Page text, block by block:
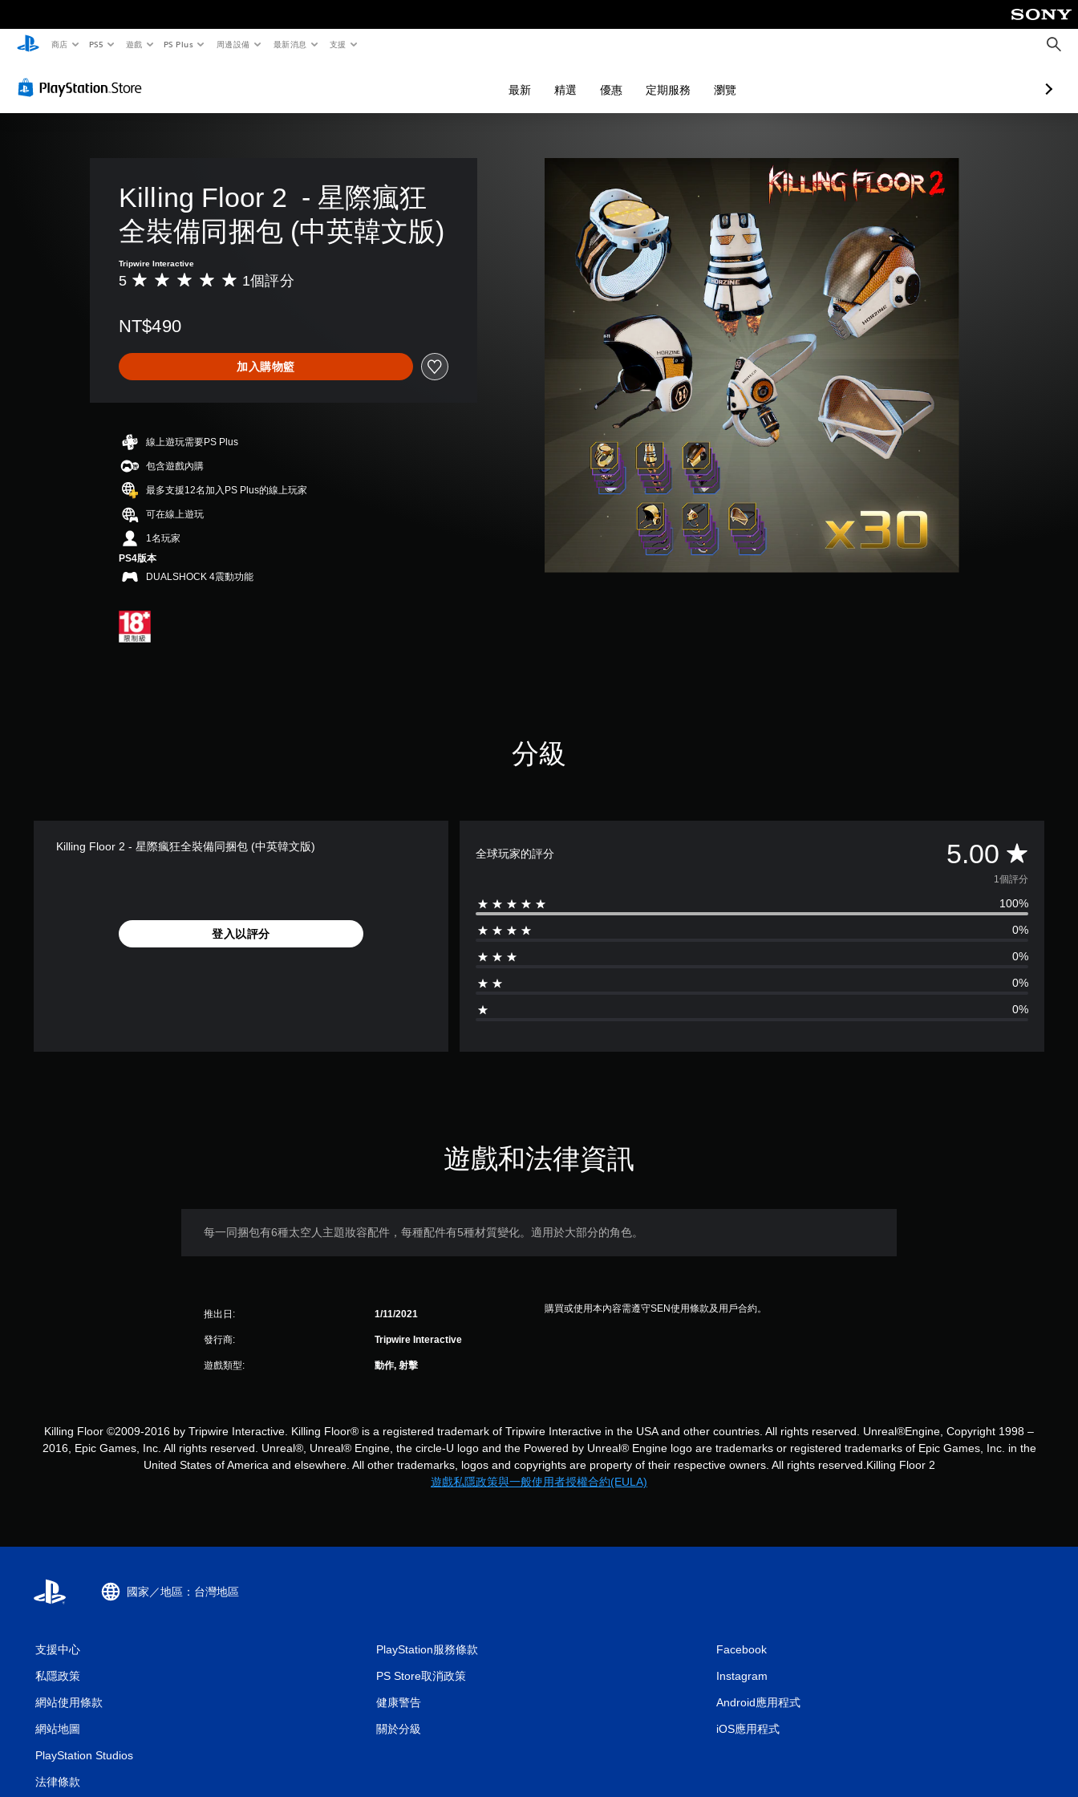
商店 PS5 遊戲 PS Plus 周邊設備 最新消息 支援
搜
尋
最新 精選 優惠 定期服務 瀏覽
Killing Floor 2  - 星際瘋狂
全裝備同捆包 (中英韓文版)
Tripwire Interactive
平
分
5
顆
（
分
5
顆
星
）
，
共
1
則
評
分
5 1個評分
NT$490
加入購物籃
線上遊玩需要PS Plus
包含遊戲內購
最多支援12名加入PS Plus的線上玩家
可在線上遊玩
1名玩家
PS4版本
DUALSHOCK 4震動功能
分級
Killing Floor 2 - 星際瘋狂全裝備同捆包 (中英韓文版)
登入以評分
全球玩家的評分 5.00 平
均
評
分
為
1
顆
1
則
1個評分
100%
0%
0%
0%
0%
遊戲和法律資訊
每一同捆包有6種太空人主題妝容配件，每種配件有5種材質變化。適用於大部分的角色。
推出日: 1/11/2021
發行商: Tripwire Interactive
遊戲類型: 動作, 射擊
購買或使用本內容需遵守SEN使用條款及用戶合約。
Killing Floor ©2009-2016 by Tripwire Interactive. Killing Floor® is a registered trademark of Tripwire Interactive in the USA and other countries. All rights reserved. Unreal®Engine, Copyright 1998 –
2016, Epic Games, Inc. All rights reserved. Unreal®, Unreal® Engine, the circle-U logo and the Powered by Unreal® Engine logo are trade­marks or registered trademarks of Epic Games, Inc. in the
United States of America and elsewhere. All other trademarks, logos and copyrights are property of their respective owners. All rights reserved.Killing Floor 2
遊戲私隱政策與一般使用者授權合約(EULA)
國家／地區：台灣地區
支援中心
私隱政策
網站使用條款
網站地圖
PlayStation Studios
法律條款
PlayStation服務條款
PS Store取消政策
健康警告
關於分級
Facebook
Instagram
Android應用程式
iOS應用程式